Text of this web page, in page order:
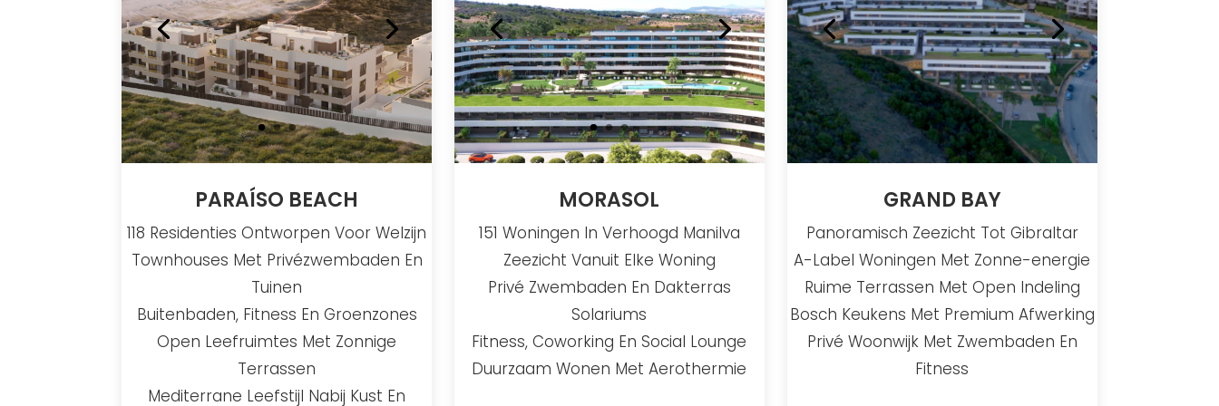
PARAÍSO BEACH
118 Residenties Ontworpen Voor Welzijn
Townhouses Met Privézwembaden En
Tuinen
Buitenbaden, Fitness En Groenzones
Open Leefruimtes Met Zonnige
Terrassen
Mediterrane Leefstijl Nabij Kust En
MORASOL
151 Woningen In Verhoogd Manilva
Zeezicht Vanuit Elke Woning
Privé Zwembaden En Dakterras
Solariums
Fitness, Coworking En Social Lounge
Duurzaam Wonen Met Aerothermie
GRAND BAY
Panoramisch Zeezicht Tot Gibraltar
A-Label Woningen Met Zonne-energie
Ruime Terrassen Met Open Indeling
Bosch Keukens Met Premium Afwerking
Privé Woonwijk Met Zwembaden En
Fitness